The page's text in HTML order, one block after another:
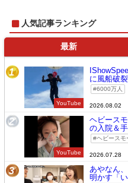
人気記事ランキング
最新
1
YouTube
に風船破
6000万人
2026.08.02
2
YouTube
ヘビース
の入院＆
ヘビースモ
2026.07.28
3
あやなん
明かす「